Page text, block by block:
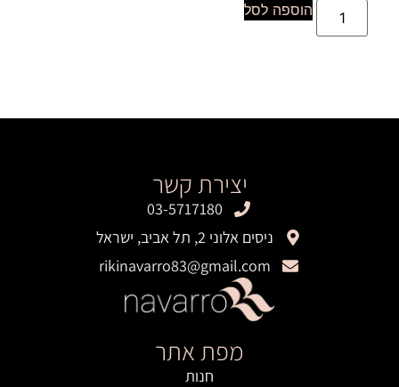
הוספה לסל
יצירת קשר
03-5717180
ניסים אלוני 2, תל אביב, ישראל
rikinavarro83@gmail.com
מפת אתר
חנות